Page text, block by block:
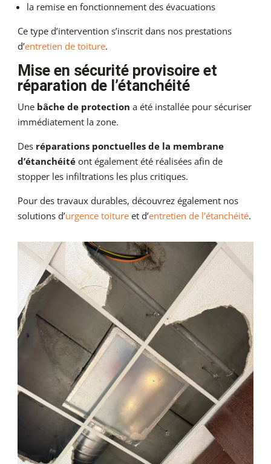
la remise en fonctionnement des évacuations
Ce type d’intervention s’inscrit dans nos prestations
d’entretien de toiture.
Mise en sécurité provisoire et
réparation de l’étanchéité
Une bâche de protection a été installée pour sécuriser
immédiatement la zone.
Des réparations ponctuelles de la membrane
d’étanchéité ont également été réalisées afin de
stopper les infiltrations les plus critiques.
Pour des travaux durables, découvrez également nos
solutions d’urgence toiture et d’entretien de l’étanchéité.